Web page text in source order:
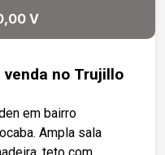
V
no Trujillo
em bairro
Ampla sala